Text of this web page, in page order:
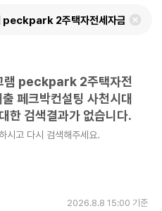
검
램 peckpark 2주택자전
페크박컨설팅 사천시대
한 검색결과가 없습니다.
시고 다시 검색해주세요.
2026.8.8 15:00 기준